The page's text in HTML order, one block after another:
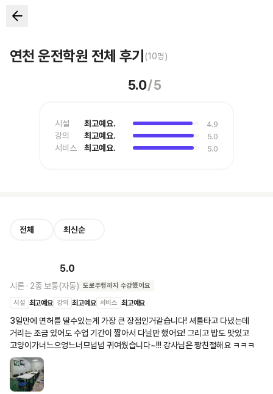
연천 운전학원 전체 후기 (10명)
5.0/5
시설 최고예요. 4.9
강의 최고예요. 5.0
서비스 최고예요. 5.0
전체 최신순
5.0
시론 · 2종 보통(자동) 도로주행까지 수강했어요
시설 최고예요 강의 최고예요 서비스 최고예요
3일만에 면허를 딸수있는게 가장 큰 장점인거같습니다! 셔틀타고 다녔는데
거리는 조금 있어도 수업 기간이 짧아서 다닐만 했어요! 그리고 밥도 맛있고
고양이가너느으엉느너므넘넘 귀여웠습니다~!!! 강사님은 짱친절해요 ㅋㅋㅋ